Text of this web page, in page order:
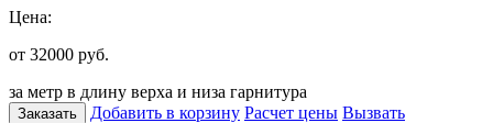
Цена:
от 32000 руб.
за метр в длину верха и низа гарнитура
Заказать Добавить в корзину Расчет цены Вызвать